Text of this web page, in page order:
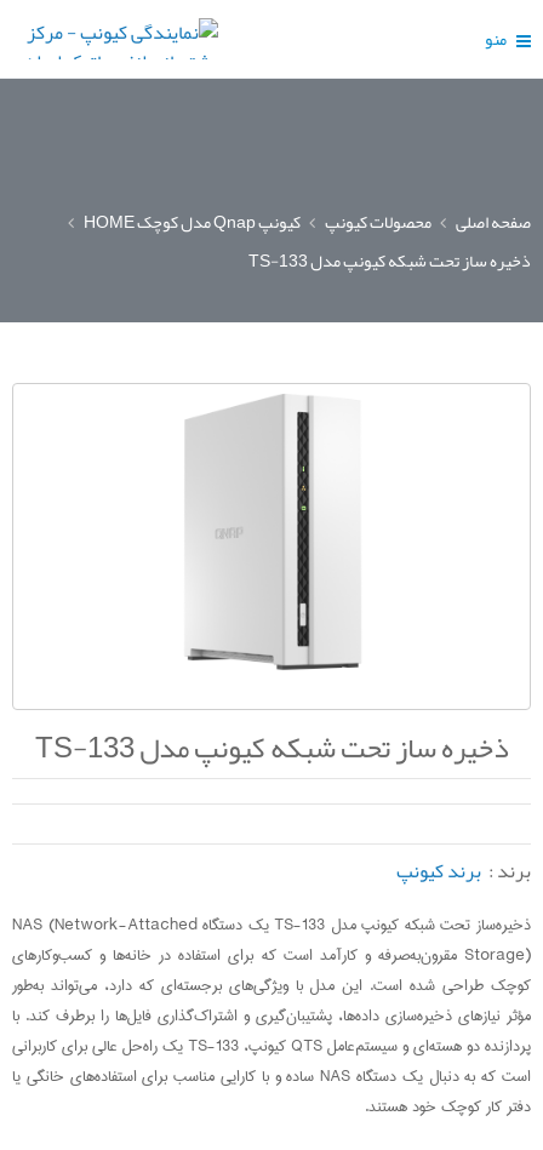
منو
صفحه اصلی محصولات کیونپ
کیونپ Qnap مدل کوچک HOME
ذخیره ساز تحت شبکه کیونپ مدل TS-133
ذخیره ساز تحت شبکه کیونپ مدل TS-133
برند : برند کیونپ
ذخیره‌ساز تحت شبکه کیونپ مدل TS-133 یک دستگاه NAS (Network-Attached
Storage) مقرون‌به‌صرفه و کارآمد است که برای استفاده در خانه‌ها و کسب‌وکارهای
کوچک طراحی شده است. این مدل با ویژگی‌های برجسته‌ای که دارد، می‌تواند به‌طور
مؤثر نیازهای ذخیره‌سازی داده‌ها، پشتیبان‌گیری و اشتراک‌گذاری فایل‌ها را برطرف کند. با
پردازنده دو هسته‌ای و سیستم‌عامل QTS کیونپ، TS-133 یک راه‌حل عالی برای کاربرانی
است که به دنبال یک دستگاه NAS ساده و با کارایی مناسب برای استفاده‌های خانگی یا
دفتر کار کوچک خود هستند.